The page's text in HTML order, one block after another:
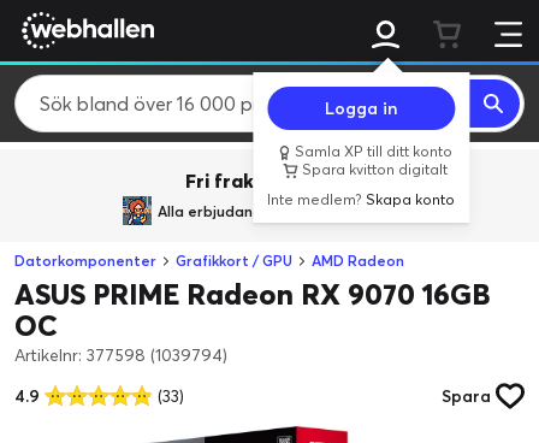
Logga in
Samla XP till ditt konto
Spara kvitton digitalt
Inte medlem?Skapa konto
Fri frakt över 800 kr.
Alla erbjudanden frånBACK TO REALITY
Datorkomponenter Grafikkort / GPU AMD Radeon
ASUS PRIME Radeon RX 9070 16GB
OC
Artikelnr: 377598 (1039794)
4.9
(33) Spara